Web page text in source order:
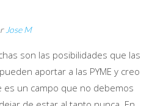
Jose M
son las posibilidades que las
pueden aportar a las PYME y creo
es un campo que no debemos